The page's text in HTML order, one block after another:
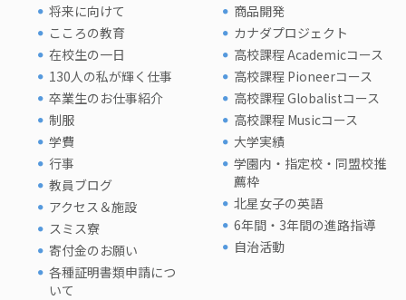
将来に向けて
こころの教育
在校生の一日
130人の私が輝く仕事
卒業生のお仕事紹介
制服
学費
行事
教員ブログ
アクセス＆施設
スミス寮
寄付金のお願い
各種証明書類申請につ
いて
商品開発
カナダプロジェクト
高校課程 Academicコース
高校課程 Pioneerコース
高校課程 Globalistコース
高校課程 Musicコース
大学実績
学園内・指定校・同盟校推
薦枠
北星女子の英語
6年間・3年間の進路指導
自治活動